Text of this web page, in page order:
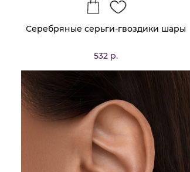
Серебряные серьги-гвоздики шары
532 р.